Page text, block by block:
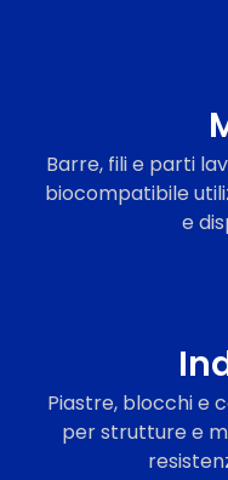
Barre, fili e parti
biocompatibile
e
Piastre, blocchi e
per strutture e